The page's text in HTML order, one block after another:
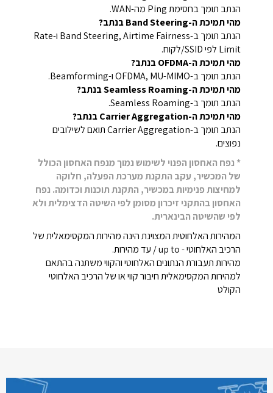
הנתב תומך בחסימת Ping מה-WAN.
מהי תמיכת ה-Band Steering בנתב?
הנתב תומך ב-Band Steering, Airtime Fairness ו-Rate
Limit לפי SSID/לקוח.
מהי תמיכת ה-OFDMA בנתב?
הנתב תומך ב-OFDMA, MU-MIMO ו-Beamforming.
מהי תמיכת ה-Seamless Roaming בנתב?
הנתב תומך ב-Seamless Roaming.
מהי תמיכת ה-Carrier Aggregation בנתב?
הנתב תומך ב-Carrier Aggregation תואם לשילובים
נפוצים.
* נפח האחסון הפנוי לשימוש נמוך מנפח האחסון הכולל
של המכשיר, עקב התקנת מערכת הפעלה, חלוקה
למחיצות פנימיות במכשיר, התקנת תוכנות וכדומה. נפח
האחסון בהתקני זיכרון מסומן לפי השיטה הדצימלית ולא
לפי שהשיטה הבינארית.
המהירות האלחוטית המצוינת הינה מהירות המקסימאלית של
הרכיב האלחוטי - up to / עד מהירות.
מהירות תעבורת הנתונים האלחוטי והקווי משתנה בהתאם
למהירות המקסימאלית חיבור קווי או של הרכיב האלחוטי
הקולט